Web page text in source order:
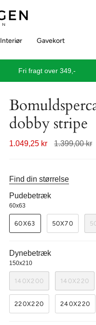
Interiør Gavekort
Fri fragt over 349,-
dobby stripe
1.049,25 kr
Normal
1.399,00 kr
Find din størrelse
Pudebetræk
60x63
60X63 50X70
Dynebetræk
150x210
140X200 140X220
220X220 240X220